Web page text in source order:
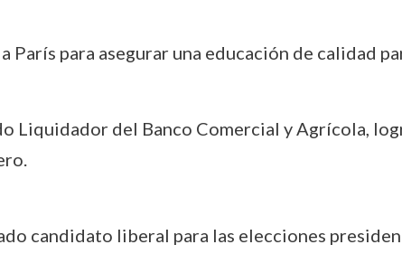
París para asegurar una educación de calidad
Liquidador del Banco Comercial y Agrícola,
candidato liberal para las elecciones